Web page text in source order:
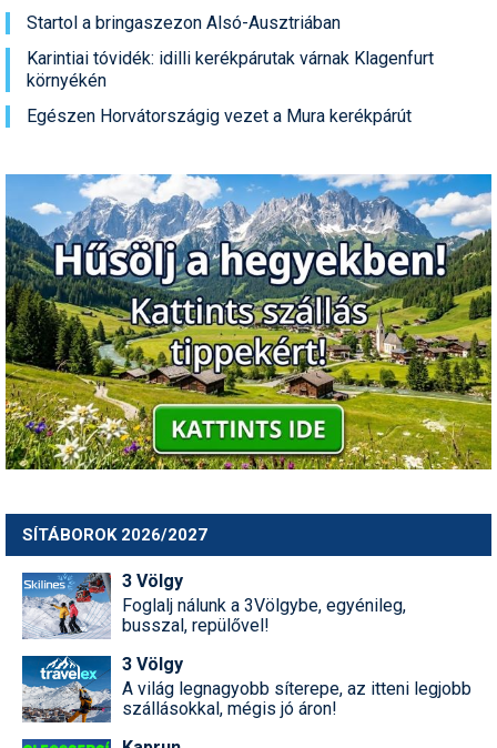
Startol a bringaszezon Alsó-Ausztriában
Karintiai tóvidék: idilli kerékpárutak várnak Klagenfurt
környékén
Egészen Horvátországig vezet a Mura kerékpárút
SÍTÁBOROK 2026/2027
3 Völgy
Foglalj nálunk a 3Völgybe, egyénileg,
busszal, repülővel!
3 Völgy
A világ legnagyobb síterepe, az itteni legjobb
szállásokkal, mégis jó áron!